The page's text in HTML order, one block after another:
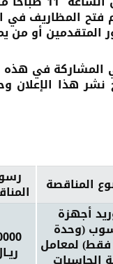
المتقدمين أو
المشاركة في هذه
وحتى يوم الاحد الموافق
المناقصة
أجهزة
(وحدة
لمعامل